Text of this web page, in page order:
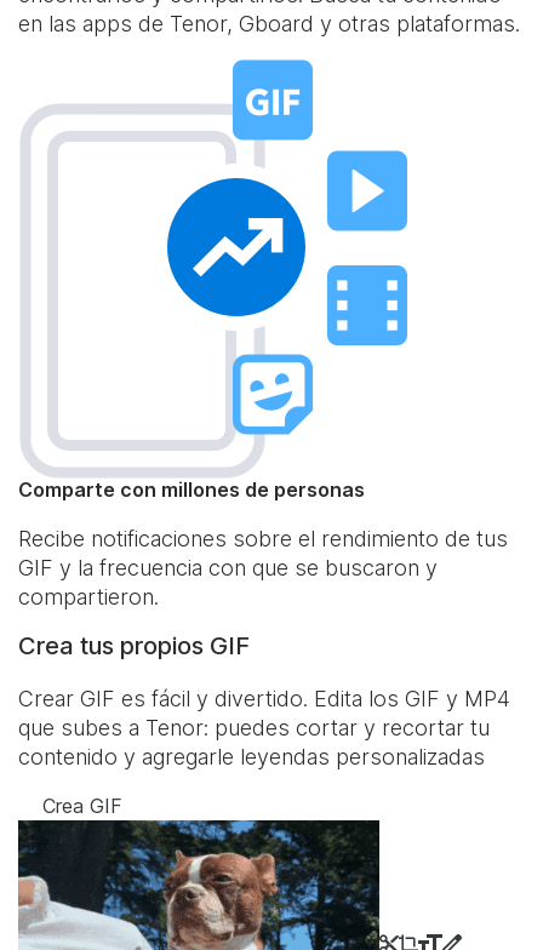
en las apps de Tenor, Gboard y otras plataformas.
Comparte con millones de personas
Recibe notificaciones sobre el rendimiento de tus
GIF y la frecuencia con que se buscaron y
compartieron.
Crea tus propios GIF
Crear GIF es fácil y divertido. Edita los GIF y MP4
que subes a Tenor: puedes cortar y recortar tu
contenido y agregarle leyendas personalizadas
Crea GIF